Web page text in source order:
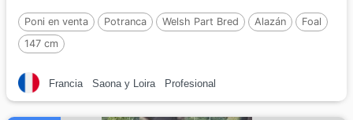
Poni en venta Potranca Welsh Part Bred Alazán
Foal
147 cm
Francia Saona y Loira Profesional